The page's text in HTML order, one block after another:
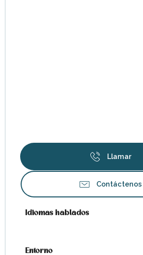
Llamar
Contáctenos
Idiomas hablados
Idiomas hablados
Entorno
Entorno